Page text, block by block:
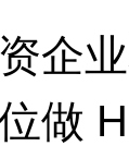
企
做